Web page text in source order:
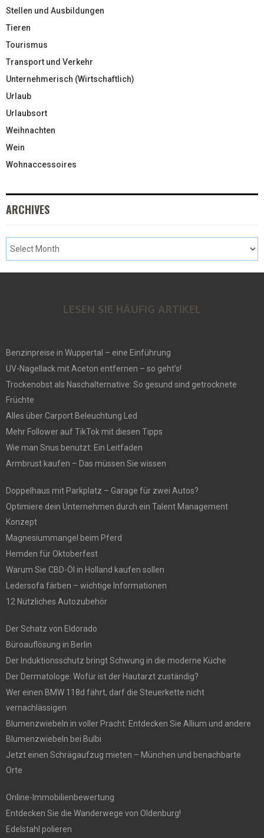
Stellen und Ausbildungen
Tieren
Tourismus
Transport und Verkehr
Unternehmerisch (Wirtschaftlich)
Urlaub
Urlaubsort
Weihnachten
Wein
Wohnaccessoires
ARCHIVES
LESEN SIE HÄUFIG ARTIKEL
Benzinpreise in Wuppertal – eine Einführung
UV-Nagellack mit Aceton entfernen – so geht’s!
Trockenobst als Naschalternative: So gesund sind getrocknete
Früchte
Alles über Carport Beleuchtung Led
Mehr Follower auf TikTok mit diesen Tipps
Wie man Snus benutzt: Ein Leitfaden
Armbrust kaufen – Das müssen Sie wissen
Doppelhaus mit Parkplatz – Garage für zwei Autos?
Optimiere dein Unternehmen durch ein Talent Management
Konzept
Magnesiummangel beim Pferd
Hemden für Oktoberfest
Warum Sie CBD-Öl in Holland kaufen sollen
Ledersofa färben – wichtige Informationen
12 Nützliches Autozubehör
Der Schatz von Eldorado
Büroauflösung in Berlin
Der Induktionsschutz bringt Schwung in die moderne Küche
Der Dermatologe: Wofür ist der Hautarzt zuständig?
Wer einen BMW 118d fährt, darf die Steuerkette nicht
vernachlässigen
Blumenzwiebeln in voller Pracht: Entdecken Sie Allium und andere
Blumenzwiebeln bei Bulbi
Jetzt einen Schrägaufzug mieten – München und benachbarte
Orte
Online-Immobilienbewertung
Entdecken Sie die Wanderwege von Oldenburg!
Edelstahl polieren